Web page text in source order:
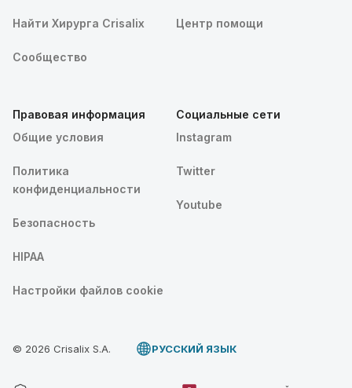
Найти Хирурга Crisalix
Сообщество
Центр помощи
Правовая информация
Общие условия
Политика
конфиденциальности
Безопасность
HIPAA
Настройки файлов cookie
Социальные сети
Instagram
Twitter
Youtube
© 2026 Crisalix S.A. PУССКИЙ ЯЗЫК